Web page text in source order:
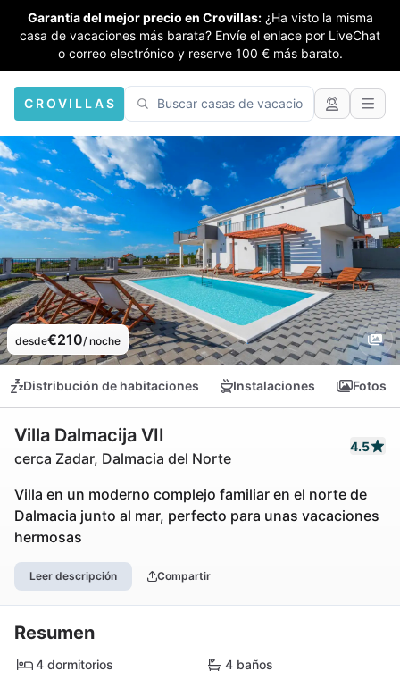
Garantía del mejor precio en Crovillas: ¿Ha visto la misma
casa de vacaciones más barata? Envíe el enlace por LiveChat
o correo electrónico y reserve 100 € más barato.
CROVILLAS
desde€210/ noche
Distribución de habitaciones Instalaciones Fotos
Villa Dalmacija VII
cerca Zadar, Dalmacia del Norte
4.5
Villa en un moderno complejo familiar en el norte de
Dalmacia junto al mar, perfecto para unas vacaciones
hermosas
Leer descripción Compartir
Resumen
4 dormitorios
4 baños